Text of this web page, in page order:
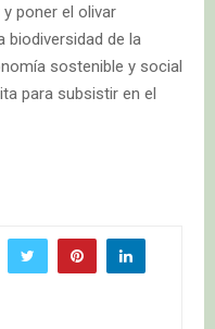
poner el olivar
biodiversidad de la
sostenible y social
para subsistir en el